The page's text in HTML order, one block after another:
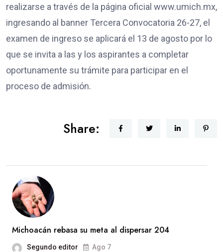
realizarse a través de la página oficial www.umich.mx,
ingresando al banner Tercera Convocatoria 26-27, el
examen de ingreso se aplicará el 13 de agosto por lo
que se invita a las y los aspirantes a completar
oportunamente su trámite para participar en el
proceso de admisión.
Share:
Michoacán rebasa su meta al dispersar 204
Segundo editor Ago 7